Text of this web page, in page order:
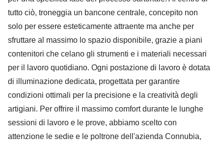
tutto ciò, troneggia un bancone centrale, concepito non
solo per essere esteticamente attraente ma anche per
sfruttare al massimo lo spazio disponibile, grazie a piani
contenitori che celano gli strumenti e i materiali necessari
per il lavoro quotidiano. Ogni postazione di lavoro è dotata
di illuminazione dedicata, progettata per garantire
condizioni ottimali per la precisione e la creatività degli
artigiani. Per offrire il massimo comfort durante le lunghe
sessioni di lavoro e le prove, abbiamo scelto con
attenzione le sedie e le poltrone dell'azienda Connubia,